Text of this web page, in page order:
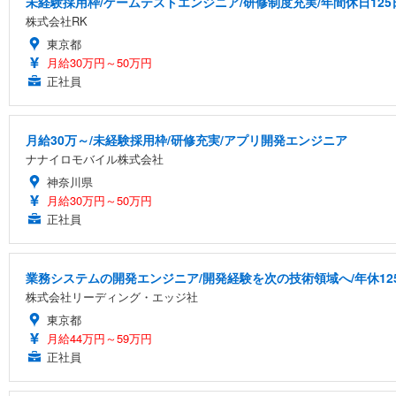
株式会社RK
東京都
月給30万円～50万円
正社員
月給30万～/未経験採用枠/研修充実/アプリ開発エンジニア
ナナイロモバイル株式会社
神奈川県
月給30万円～50万円
正社員
業務システムの開発エンジニア/開発経験を次の技術領域へ/年休
株式会社リーディング・エッジ社
東京都
月給44万円～59万円
正社員